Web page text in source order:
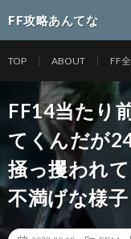
FF攻略あんてな
TOP ABOUT FF
FF14当たり
てくんだが
掻っ攫われ
不満げな様子